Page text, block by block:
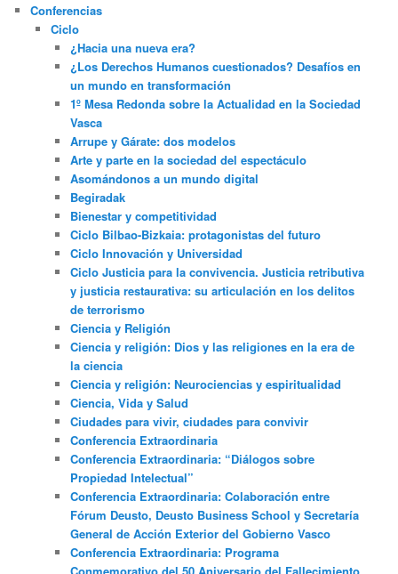
Conferencias
Ciclo
¿Hacia una nueva era?
¿Los Derechos Humanos cuestionados? Desafíos en
un mundo en transformación
1º Mesa Redonda sobre la Actualidad en la Sociedad
Vasca
Arrupe y Gárate: dos modelos
Arte y parte en la sociedad del espectáculo
Asomándonos a un mundo digital
Begiradak
Bienestar y competitividad
Ciclo Bilbao-Bizkaia: protagonistas del futuro
Ciclo Innovación y Universidad
Ciclo Justicia para la convivencia. Justicia retributiva
y justicia restaurativa: su articulación en los delitos
de terrorismo
Ciencia y Religión
Ciencia y religión: Dios y las religiones en la era de
la ciencia
Ciencia y religión: Neurociencias y espiritualidad
Ciencia, Vida y Salud
Ciudades para vivir, ciudades para convivir
Conferencia Extraordinaria
Conferencia Extraordinaria: “Diálogos sobre
Propiedad Intelectual”
Conferencia Extraordinaria: Colaboración entre
Fórum Deusto, Deusto Business School y Secretaría
General de Acción Exterior del Gobierno Vasco
Conferencia Extraordinaria: Programa